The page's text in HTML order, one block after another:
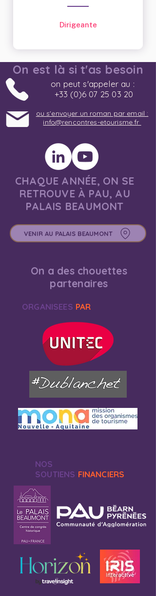
Dirigeante
On est là si t'as besoin
on peut s'appeler au :
+33 (0)6 07 25 03 20
ou s'envoyer un roman par email :
info@rencontres-etourisme.fr
CHAQUE ANNÉE, ON SE
RETROUVE À PAU, AU
PALAIS BEAUMONT
VENIR AU PALAIS BEAUMONT
On a des chouettes
partenaires
ORGANISEES PAR
NOS
SOUTIENS FINANCIERS